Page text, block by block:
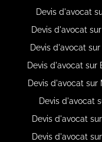
Devis d'avocat
Devis d'avocat
Devis d'avocat
Devis d'avocat sur
Devis d'avocat
Devis d'avocat
Devis d'avocat
Devis d'avocat